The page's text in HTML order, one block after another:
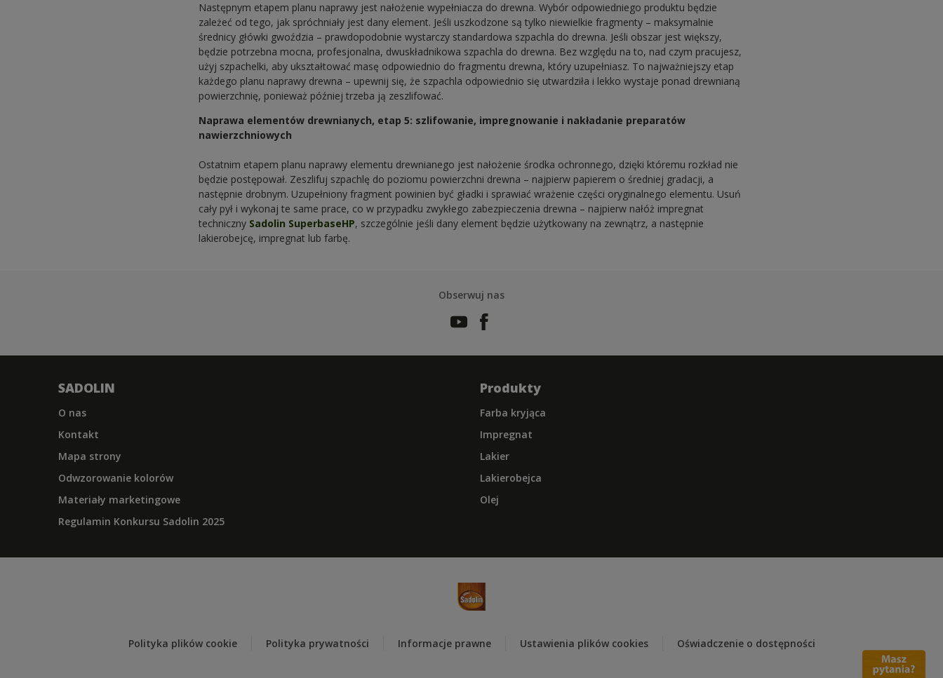
Następnym etapem planu naprawy jest nałożenie wypełniacza do drewna. Wybór odpowiedniego produktu będzie
zależeć od tego, jak spróchniały jest dany element. Jeśli uszkodzone są tylko niewielkie fragmenty – maksymalnie
średnicy główki gwoździa – prawdopodobnie wystarczy standardowa szpachla do drewna. Jeśli obszar jest większy,
będzie potrzebna mocna, profesjonalna, dwuskładnikowa szpachla do drewna. Bez względu na to, nad czym pracujesz,
użyj szpachelki, aby ukształtować masę odpowiednio do fragmentu drewna, który uzupełniasz. To najważniejszy etap
każdego planu naprawy drewna – upewnij się, że szpachla odpowiednio się utwardziła i lekko wystaje ponad drewnianą
powierzchnię, ponieważ później trzeba ją zeszlifować.
Naprawa elementów drewnianych, etap 5: szlifowanie, impregnowanie i nakładanie preparatów
nawierzchniowych
Ostatnim etapem planu naprawy elementu drewnianego jest nałożenie środka ochronnego, dzięki któremu rozkład nie
będzie postępował. Zeszlifuj szpachlę do poziomu powierzchni drewna – najpierw papierem o średniej gradacji, a
następnie drobnym. Uzupełniony fragment powinien być gładki i sprawiać wrażenie części oryginalnego elementu. Usuń
cały pył i wykonaj te same prace, co w przypadku zwykłego zabezpieczenia drewna – najpierw nałóż impregnat
techniczny Sadolin SuperbaseHP, szczególnie jeśli dany element będzie użytkowany na zewnątrz, a następnie
lakierobejcę, impregnat lub farbę.
Obserwuj nas
SADOLIN
O nas
Kontakt
Mapa strony
Odwzorowanie kolorów
Materiały marketingowe
Regulamin Konkursu Sadolin 2025
Produkty
Farba kryjąca
Impregnat
Lakier
Lakierobejca
Olej
Polityka plików cookie Polityka prywatności Informacje prawne Ustawienia plików cookies Oświadczenie o dostępności